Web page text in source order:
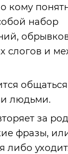
кому
набор
слогов и
людьми.
за
фразы,
либо